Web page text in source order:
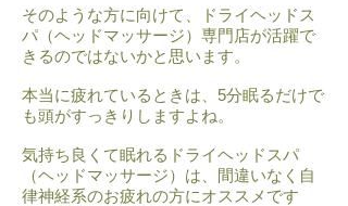
そのような方に向けて、ドライヘッドス
パ（ヘッドマッサージ）専門店が活躍で
きるのではないかと思います。
本当に疲れているときは、5分眠るだけで
も頭がすっきりしますよね。
気持ち良くて眠れるドライヘッドスパ
（ヘッドマッサージ）は、間違いなく自
律神経系のお疲れの方にオススメです